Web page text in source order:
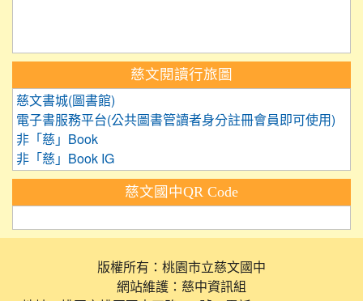
慈文閱讀行旅圖
慈文書城(圖書館)
電子書服務平台(公共圖書管讀者身分註冊會員即可使用)
非「慈」Book
非「慈」Book IG
慈文國中QR Code
版權所有：桃園市立慈文國中
網站維護：慈中資訊組